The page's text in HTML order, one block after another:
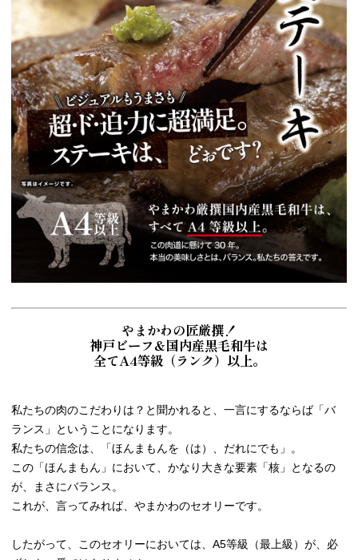
やまかわの匠厳撰！
神戸ビーフ＆国内産黒毛和牛は
全てA4等級（ランク）以上。
私たちの肉のこだわりは？と聞かれると、一言にするならば「バ
ランス」ということになります。
私たちの信念は、「ほんまもんを（は）、だれにでも」。
この「ほんまもん」において、かなり大きな要素「核」となるの
が、まさにバランス。
これが、言ってみれば、やまかわのセオリーです。
したがって、このセオリーにおいては、A5等級（最上級）が、必